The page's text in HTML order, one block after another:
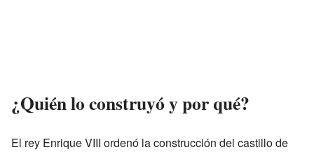
¿Quién lo construyó y por qué?
El rey Enrique VIII ordenó la construcción del castillo de